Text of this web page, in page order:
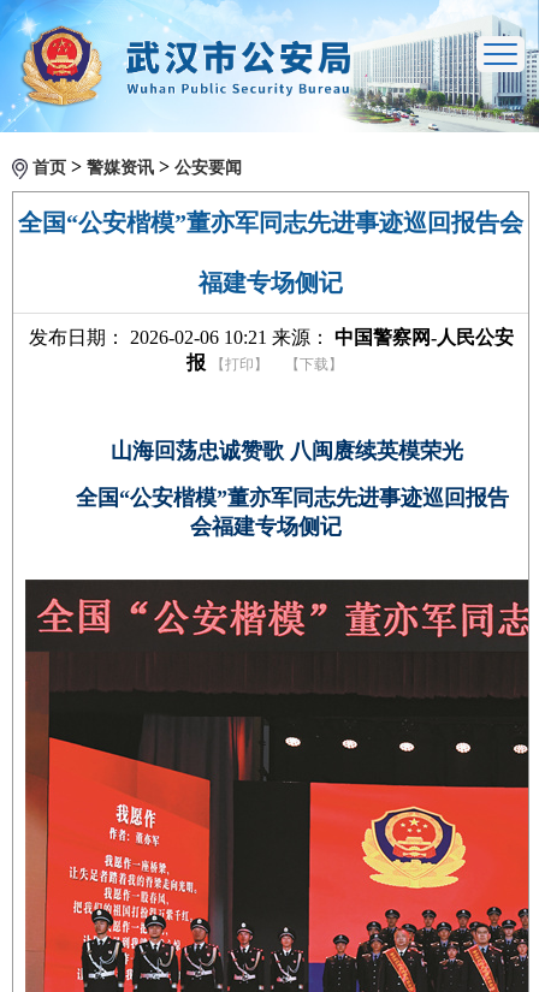
首页 > 警媒资讯 > 公安要闻
全国“公安楷模”董亦军同志先进事迹巡回报告会
福建专场侧记
发布日期： 2026-02-06 10:21 来源：
中国警察网-人民公安
报
【打印】 【下载】
山海回荡忠诚赞歌 八闽赓续英模荣光
全国“公安楷模”董亦军同志先进事迹巡回报告
会福建专场侧记